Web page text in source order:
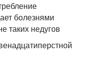
болезнями
таких недугов